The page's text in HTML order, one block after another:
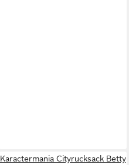
Karactermania Cityrucksack Betty